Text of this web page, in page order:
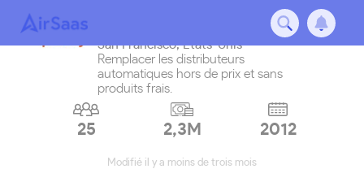
San Francisco,États-Unis
Remplacer les distributeurs
automatiques hors de prix et sans
produits frais.
25 2,3M 2012
Modifié il y a moins de trois mois